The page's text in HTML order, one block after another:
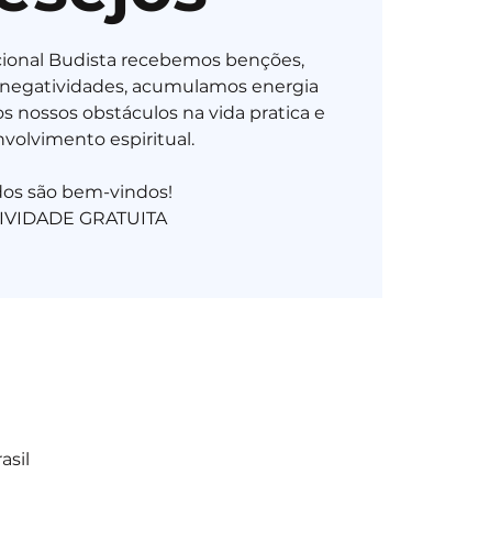
Budista recebemos benções,
acumulamos energia
nossos obstáculos na vida pratica e
espiritual.
são bem-vindos!
GRATUITA